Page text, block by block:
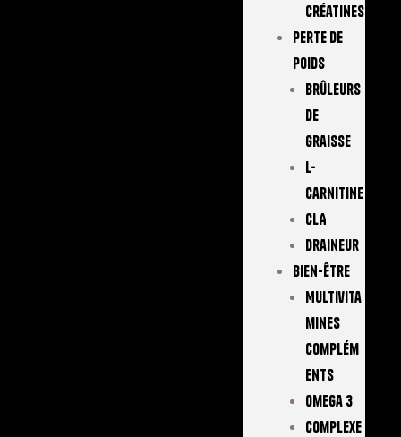
Créatines
Perte De
Poids
Brûleurs
De
Graisse
L-
Carnitine
CLA
Draineur
Bien-Être
Multivita
Mines
Complém
Ents
Omega 3
Complexe